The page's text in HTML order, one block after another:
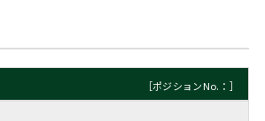
おわり
ー
［ポジションNo.：］